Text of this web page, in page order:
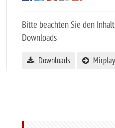
Bitte beachten Sie den
Downloads
Downloads Mirplay